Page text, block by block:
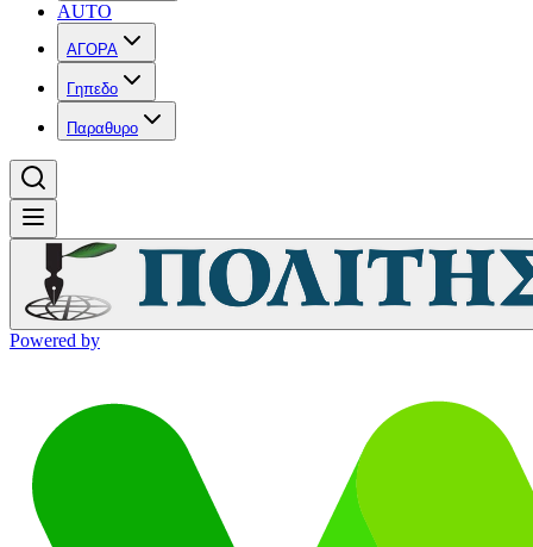
AUTO
ΑΓΟΡΑ
Γηπεδο
Παραθυρο
Powered by